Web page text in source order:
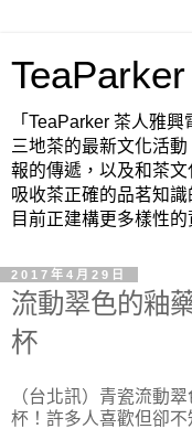
「TeaParker 茶人雅
三地茶的最新文化活
報的傳遞，以及和茶
吸收茶正確的品茗知
目前正建構更多樣性
2017年4月29日
流動翠色的釉
杯
（台北訊）青瓷流動
杯！許多人喜歡但卻